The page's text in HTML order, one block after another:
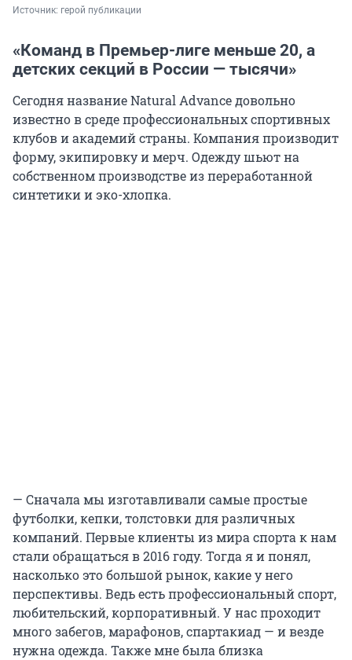
Источник: герой публикации
«Команд в Премьер-лиге меньше 20, а
детских секций в России — тысячи»
Сегодня название Natural Advance довольно
известно в среде профессиональных спортивных
клубов и академий страны. Компания производит
форму, экипировку и мерч. Одежду шьют на
собственном производстве из переработанной
синтетики и эко-хлопка.
— Сначала мы изготавливали самые простые
футболки, кепки, толстовки для различных
компаний. Первые клиенты из мира спорта к нам
стали обращаться в 2016 году. Тогда я и понял,
насколько это большой рынок, какие у него
перспективы. Ведь есть профессиональный спорт,
любительский, корпоративный. У нас проходит
много забегов, марафонов, спартакиад — и везде
нужна одежда. Также мне была близка